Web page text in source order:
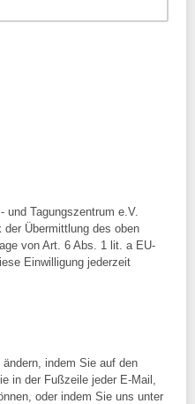
und Tagungszentrum e.V.
Übermittlung des oben
von Art. 6 Abs. 1 lit. a EU-
Einwilligung jederzeit
indem Sie auf den
in der Fußzeile jeder E-Mail,
oder indem Sie uns unter